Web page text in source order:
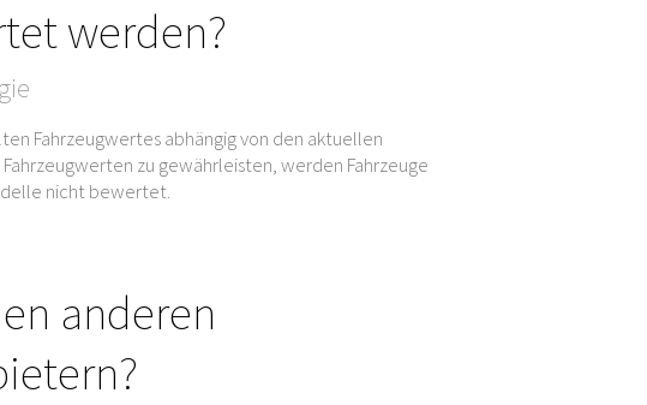
werden?
Fahrzeugwertes abhängig von den aktuellen
zu gewährleisten, werden Fahrzeuge
nicht bewertet.
anderen